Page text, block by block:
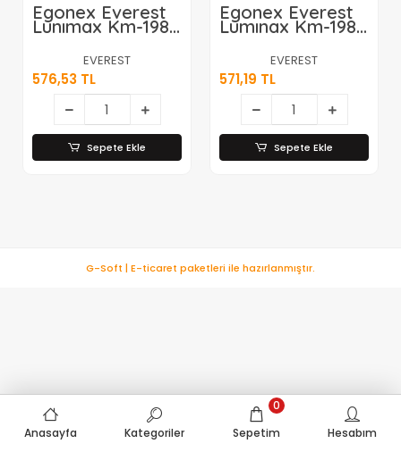
Egonex Everest
Lunımax Km-198
( Siyah
Gökkuşağı Işıklı )
( Usb Kablolu )
Oyuncu Klavye &
Mouse Set*20
EVEREST
576,53 TL
Sepete Ekle
Egonex Everest
Lumınax Km-198
( Beyaz
Gökkuşağı Işıklı )
( Usb Kablolu )
Oyuncu Klavye &
Mouse Set*20
EVEREST
571,19 TL
Sepete Ekle
Anasayfa Kategoriler Sepetim
0
Hesabım
G-Soft | E-ticaret paketleri ile hazırlanmıştır.